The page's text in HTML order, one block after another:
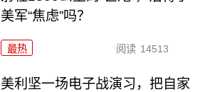
美军“焦虑”吗？
最热 阅读 14513
美利坚一场电子战演习，把自家